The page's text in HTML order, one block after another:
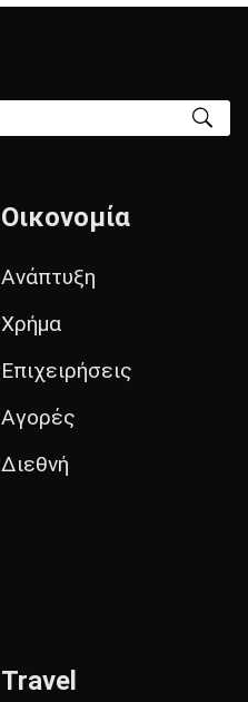
Οικονομία
Ανάπτυξη
Χρήμα
Επιχειρήσεις
Αγορές
Διεθνή
Travel